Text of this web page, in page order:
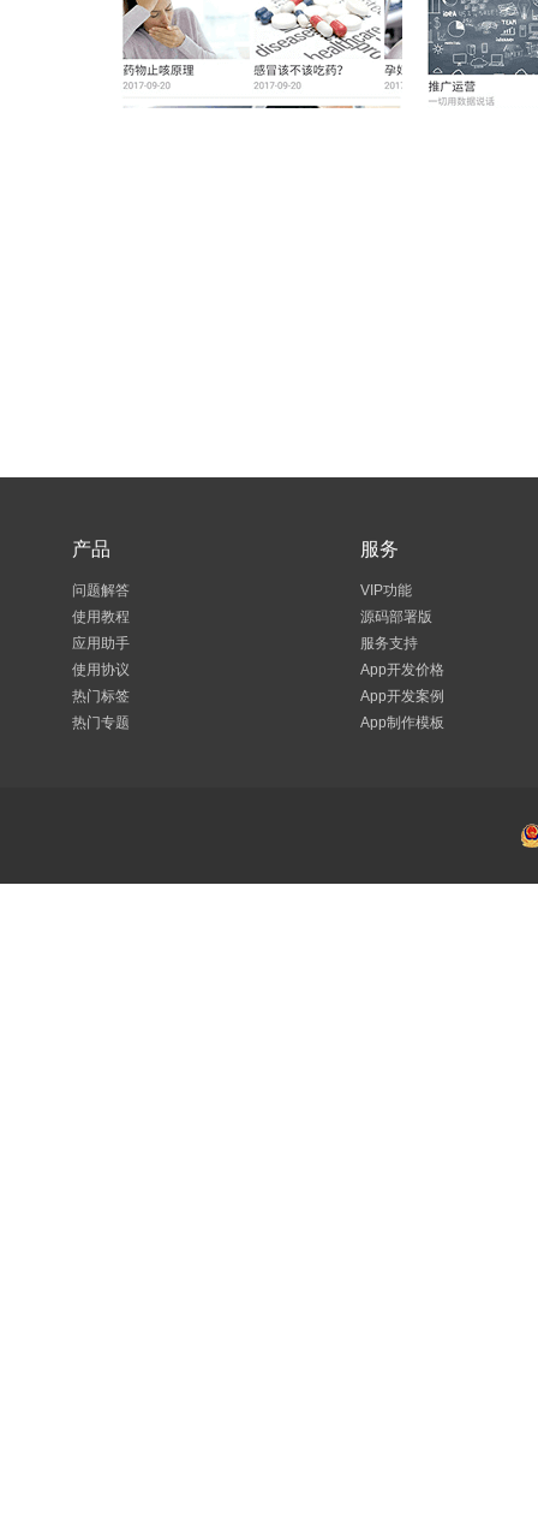
产品
问题解答
使用教程
应用助手
使用协议
热门标签
热门专题
服务
VIP功能
源码部署版
服务支持
App开发价格
App开发案例
App制作模板